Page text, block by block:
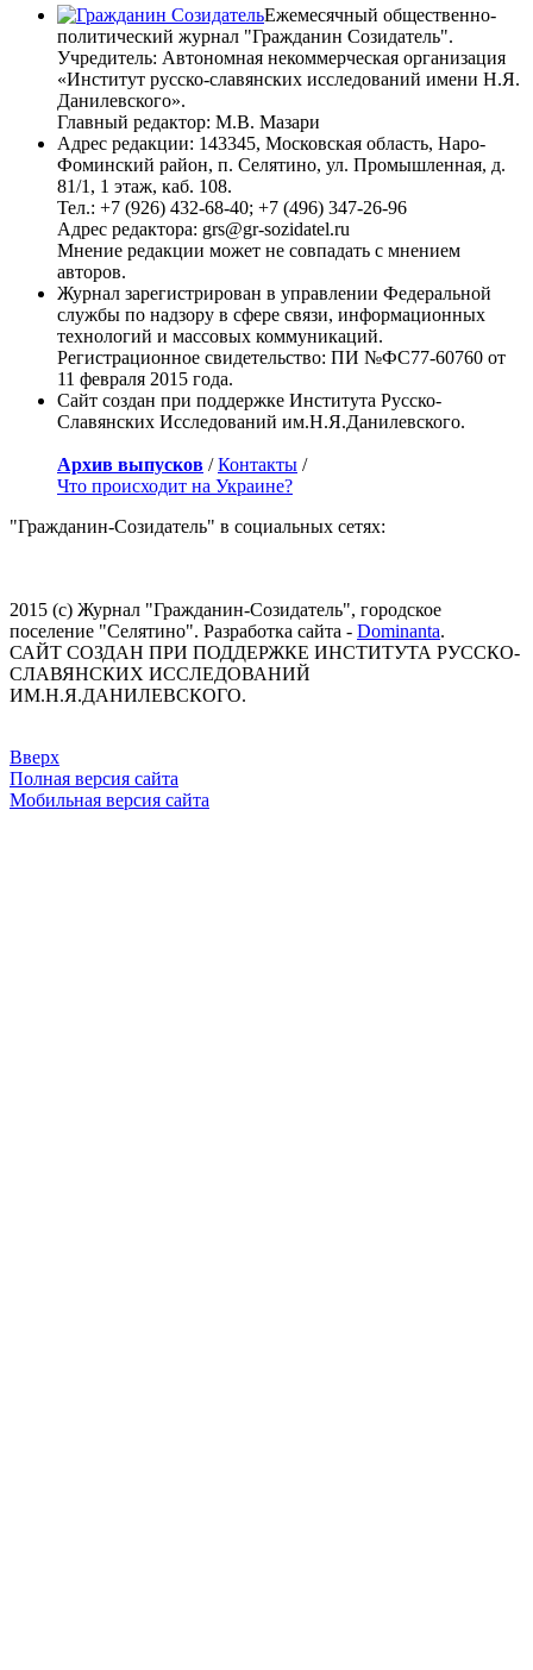
Лурье Олег
Луценко Юрий
Ляшко Олег
Макаревич Андрей
Малофеев Константин
Маркин Владимир
Марков Сергей
Матвиенко Валентина
Медведев Дмитрий
Мединский Владимир
Меркель Ангела
Миронов Сергей
Михалков Никита
Михеев Сергей
Можаев Александр
Мозговой Алексей
Моторолла. Павлов Арсений Сергеевич
Мусин Марат
Мутко Виталий
Мэй Тереза
Навальный Алексей
Назарбаев Нурсултан
Нарочницкая Наталья
Николич Томислав
Новак Александр
Нуланд Виктория
Обама Барак
Олланд Франсуа
Осипов Владимир
Осташко Руслан
Пайетт Джеффри
Ежемесячный общественно-
политический журнал "Гражданин Созидатель".
Учредитель: Автономная некоммерческая организация
«Институт русско-славянских исследований имени Н.Я.
Данилевского».
Главный редактор: М.В. Мазари
Адрес редакции: 143345, Московская область, Наро-
Фоминский район, п. Селятино, ул. Промышленная, д.
81/1, 1 этаж, каб. 108.
Тел.: +7 (926) 432-68-40; +7 (496) 347-26-96
Адрес редактора: grs@gr-sozidatel.ru
Мнение редакции может не совпадать с мнением
авторов.
Журнал зарегистрирован в управлении Федеральной
службы по надзору в сфере связи, информационных
технологий и массовых коммуникаций.
Регистрационное свидетельство: ПИ №ФС77-60760 от
11 февраля 2015 года.
Сайт создан при поддержке Института Русско-
Славянских Исследований им.Н.Я.Данилевского.
Архив выпусков /Контакты /
Что происходит на Украине?
"Гражданин-Созидатель" в социальных сетях:
2015 (с) Журнал "Гражданин-Созидатель", городское
поселение "Селятино". Разработка сайта - Dominanta.
САЙТ СОЗДАН ПРИ ПОДДЕРЖКЕ ИНСТИТУТА РУССКО-
СЛАВЯНСКИХ ИССЛЕДОВАНИЙ
ИМ.Н.Я.ДАНИЛЕВСКОГО.
Вверх
Полная версия сайта
Мобильная версия сайта